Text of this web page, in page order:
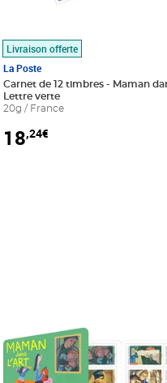
au panier
Livraison offerte
La Poste
Carnet de 12 timbres - Maman
Lettre verte
20g / France
18,24€